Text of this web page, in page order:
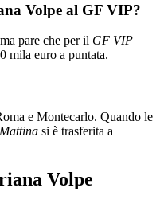
Volpe al GF VIP?
pare che per il GF VIP
mila euro a puntata.
e Montecarlo. Quando le
si è trasferita a
Volpe